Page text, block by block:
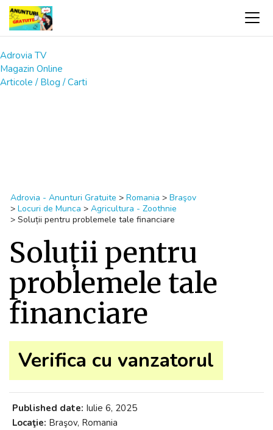
Adrovia TV
Magazin Online
Articole / Blog / Carti
Adrovia - Anunturi Gratuite > Romania > Braşov
> Locuri de Munca > Agricultura - Zoothnie
> Soluții pentru problemele tale financiare
Soluții pentru
problemele tale
financiare
Verifica cu vanzatorul
Published date: Iulie 6, 2025
Locaţie: Braşov, Romania